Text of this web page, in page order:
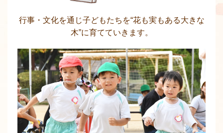
行事・文化を通じ子どもたちを“花も実もある大きな
木”に育てていきます。